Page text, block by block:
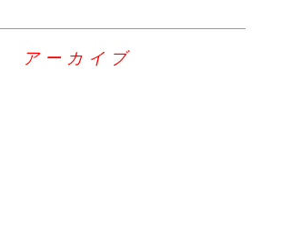
アーカイブ